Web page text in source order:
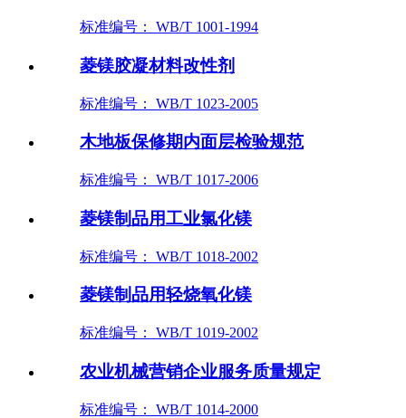
标准编号： WB/T 1001-1994
菱镁胶凝材料改性剂
标准编号： WB/T 1023-2005
木地板保修期内面层检验规范
标准编号： WB/T 1017-2006
菱镁制品用工业氯化镁
标准编号： WB/T 1018-2002
菱镁制品用轻烧氧化镁
标准编号： WB/T 1019-2002
农业机械营销企业服务质量规定
标准编号： WB/T 1014-2000